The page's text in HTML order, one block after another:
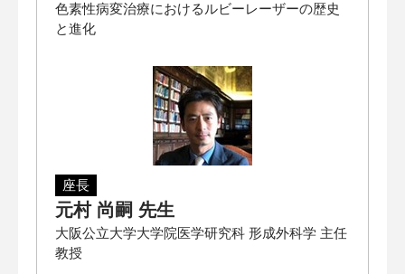
色素性病変治療におけるルビーレーザーの歴史
と進化
座長
元村 尚嗣 先生
大阪公立大学大学院医学研究科 形成外科学 主任
教授